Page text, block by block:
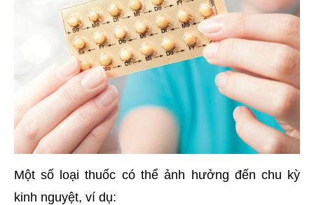
Một số loại thuốc có thể ảnh hưởng đến chu kỳ
kinh nguyệt, ví dụ: